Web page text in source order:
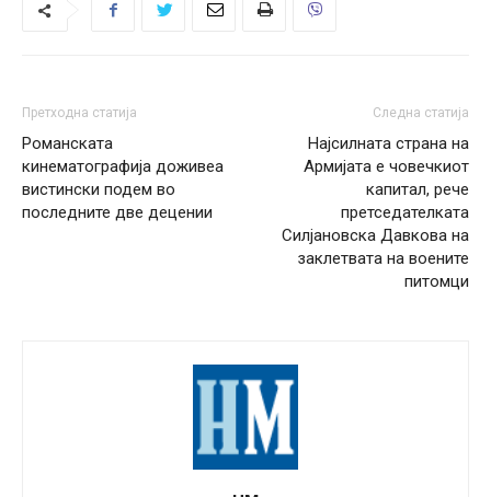
Претходна статија
Романската
кинематографија доживеа
вистински подем во
последните две децении
Следна статија
Најсилната страна на
Армијата е човечкиот
капитал, рече
претседателката
Силјановска Давкова на
заклетвата на воените
питомци